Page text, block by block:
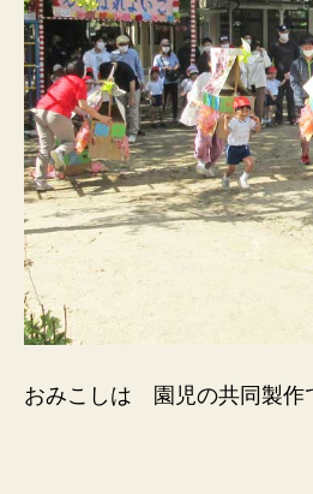
おみこしは 園児の共同製作